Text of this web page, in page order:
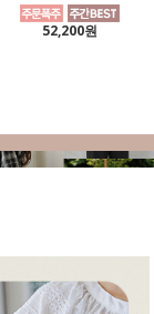
52,200원